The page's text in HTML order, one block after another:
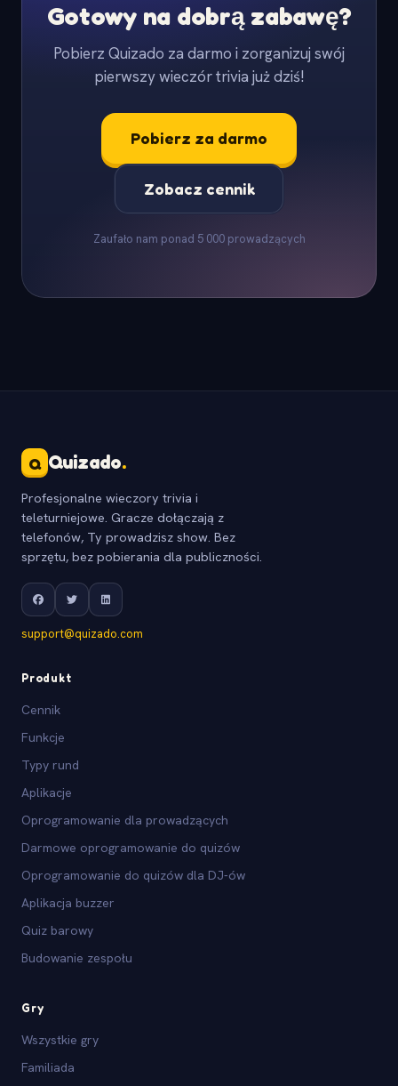
Gotowy na dobrą zabawę?
Pobierz Quizado za darmo i zorganizuj swój
pierwszy wieczór trivia już dziś!
Pobierz za darmo
Zobacz cennik
Zaufało nam ponad 5 000 prowadzących
Q Quizado.
Profesjonalne wieczory trivia i
teleturniejowe. Gracze dołączają z
telefonów, Ty prowadzisz show. Bez
sprzętu, bez pobierania dla publiczności.
support@quizado.com
Produkt
Cennik
Funkcje
Typy rund
Aplikacje
Oprogramowanie dla prowadzących
Darmowe oprogramowanie do quizów
Oprogramowanie do quizów dla DJ-ów
Aplikacja buzzer
Quiz barowy
Budowanie zespołu
Gry
Wszystkie gry
Familiada